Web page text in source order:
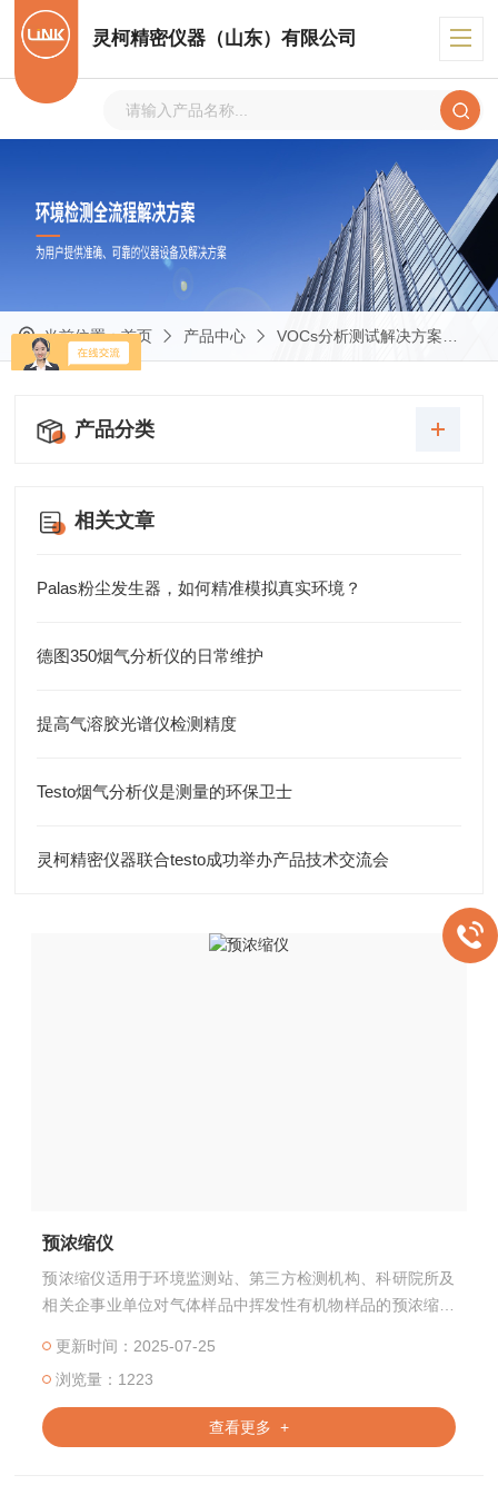
灵柯精密仪器（山东）有限公司
当前位置：首页 产品中心 VOCs分析测试解决方案
产品分类
相关文章
Palas粉尘发生器，如何精准模拟真实环境？
德图350烟气分析仪的日常维护
提高气溶胶光谱仪检测精度
Testo烟气分析仪是测量的环保卫士
灵柯精密仪器联合testo成功举办产品技术交流会
预浓缩仪
预浓缩仪适用于环境监测站、第三方检测机构、科研院所及
相关企事业单位对气体样品中挥发性有机物样品的预浓缩处
更新时间：2025-07-25
浏览量：1223
查看更多 +